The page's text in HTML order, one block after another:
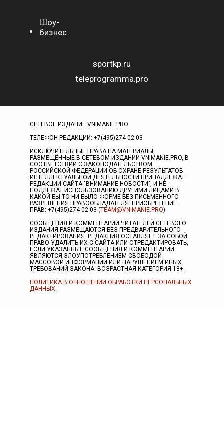
Шоу-
бизнес
sportkp.ru
teleprogramma.pro
СЕТЕВОЕ ИЗДАНИЕ VNIMANIE.PRO
ТЕЛЕФОН РЕДАКЦИИ: +7(495)274-02-03
ИСКЛЮЧИТЕЛЬНЫЕ ПРАВА НА МАТЕРИАЛЫ,
РАЗМЕЩЁННЫЕ В СЕТЕВОМ ИЗДАНИИ VNIMANIE.PRO, В
СООТВЕТСТВИИ С ЗАКОНОДАТЕЛЬСТВОМ
РОССИЙСКОЙ ФЕДЕРАЦИИ ОБ ОХРАНЕ РЕЗУЛЬТАТОВ
ИНТЕЛЛЕКТУАЛЬНОЙ ДЕЯТЕЛЬНОСТИ ПРИНАДЛЕЖАТ
РЕДАКЦИИ САЙТА "ВНИМАНИЕ НОВОСТИ", И НЕ
ПОДЛЕЖАТ ИСПОЛЬЗОВАНИЮ ДРУГИМИ ЛИЦАМИ В
КАКОЙ БЫ ТО НИ БЫЛО ФОРМЕ БЕЗ ПИСЬМЕННОГО
РАЗРЕШЕНИЯ ПРАВООБЛАДАТЕЛЯ. ПРИОБРЕТЕНИЕ
ПРАВ: +7(495)274-02-03 (TEAM@VNIMANIE.PRO)
СООБЩЕНИЯ И КОММЕНТАРИИ ЧИТАТЕЛЕЙ СЕТЕВОГО
ИЗДАНИЯ РАЗМЕЩАЮТСЯ БЕЗ ПРЕДВАРИТЕЛЬНОГО
РЕДАКТИРОВАНИЯ. РЕДАКЦИЯ ОСТАВЛЯЕТ ЗА СОБОЙ
ПРАВО УДАЛИТЬ ИХ С САЙТА ИЛИ ОТРЕДАКТИРОВАТЬ,
ЕСЛИ УКАЗАННЫЕ СООБЩЕНИЯ И КОММЕНТАРИИ
ЯВЛЯЮТСЯ ЗЛОУПОТРЕБЛЕНИЕМ СВОБОДОЙ
МАССОВОЙ ИНФОРМАЦИИ ИЛИ НАРУШЕНИЕМ ИНЫХ
ТРЕБОВАНИЙ ЗАКОНА. ВОЗРАСТНАЯ КАТЕГОРИЯ 18+.
ПОЛИТИКА В ОТНОШЕНИИ ОБРАБОТКИ ПЕРСОНАЛЬНЫХ
ДАННЫХ.